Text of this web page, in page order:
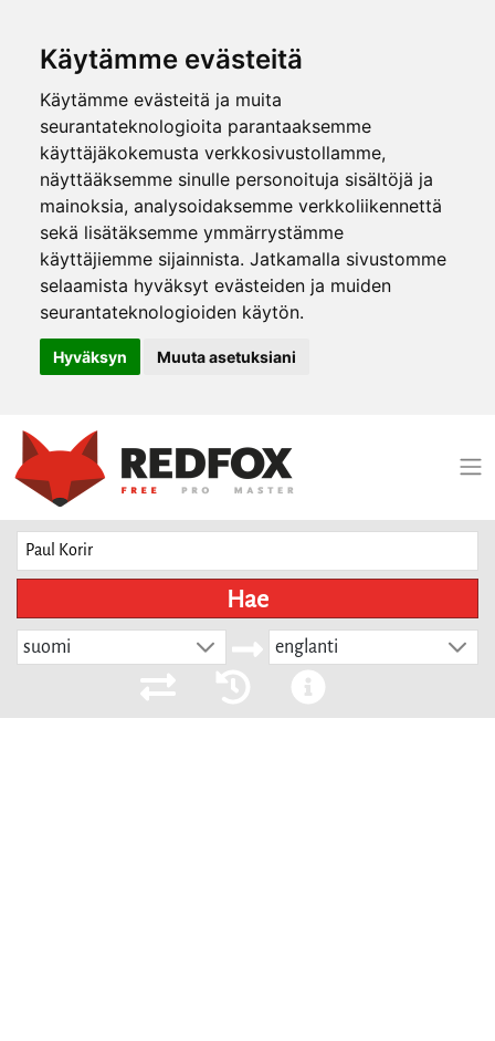
Käytämme evästeitä
Käytämme evästeitä ja muita
seurantateknologioita parantaaksemme
käyttäjäkokemusta verkkosivustollamme,
näyttääksemme sinulle personoituja sisältöjä ja
mainoksia, analysoidaksemme verkkoliikennettä
sekä lisätäksemme ymmärrystämme
käyttäjiemme sijainnista. Jatkamalla sivustomme
selaamista hyväksyt evästeiden ja muiden
seurantateknologioiden käytön.
Hyväksyn Muuta asetuksiani
Hae
suomi englanti